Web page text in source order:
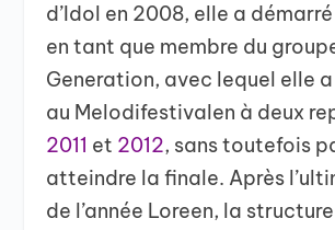
d’Idol en 2008, elle a
en tant que membre du
Generation, avec lequel elle
au Melodifestivalen à deux
2011 et 2012, sans toutefois
atteindre la finale. Après
de l’année Loreen, la